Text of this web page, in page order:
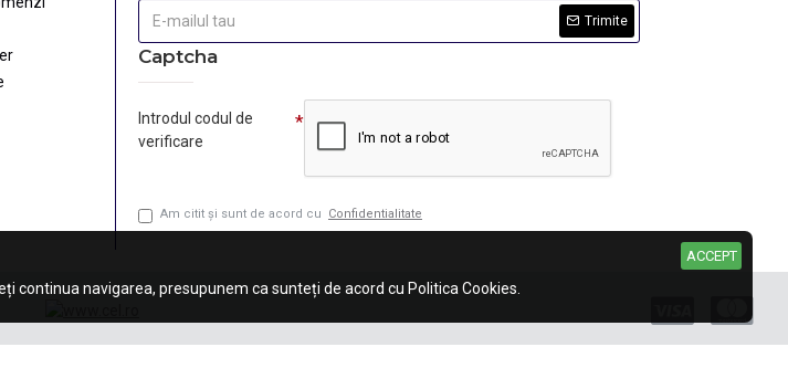
Trimite
Captcha
Introdul codul de
verificare
Am citit şi sunt de acord cu Confidentialitate
ACCEPT
continua navigarea, presupunem ca sunteți de acord cu Politica Cookies.